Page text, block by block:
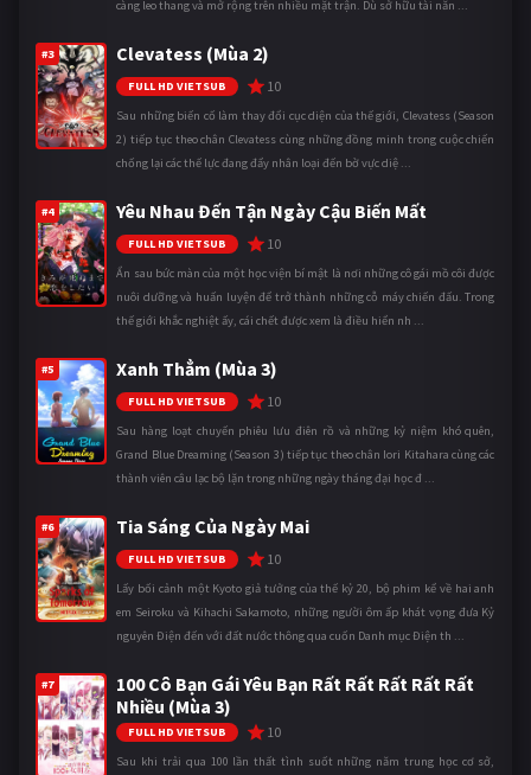
càng leo thang và mở rộng trên nhiều mặt trận. Dù sở hữu tài năn ...
#3 Clevatess (Mùa 2)
FULL HD VIETSUB 10
Sau những biến cố làm thay đổi cục diện của thế giới, Clevatess (Season
2) tiếp tục theo chân Clevatess cùng những đồng minh trong cuộc chiến
chống lại các thế lực đang đẩy nhân loại đến bờ vực diệ ...
#4 Yêu Nhau Đến Tận Ngày Cậu Biến Mất
FULL HD VIETSUB 10
Ẩn sau bức màn của một học viện bí mật là nơi những cô gái mồ côi được
nuôi dưỡng và huấn luyện để trở thành những cỗ máy chiến đấu. Trong
thế giới khắc nghiệt ấy, cái chết được xem là điều hiển nh ...
#5 Xanh Thẳm (Mùa 3)
FULL HD VIETSUB 10
Sau hàng loạt chuyến phiêu lưu điên rồ và những kỷ niệm khó quên,
Grand Blue Dreaming (Season 3) tiếp tục theo chân Iori Kitahara cùng các
thành viên câu lạc bộ lặn trong những ngày tháng đại học đ ...
#6 Tia Sáng Của Ngày Mai
FULL HD VIETSUB 10
Lấy bối cảnh một Kyoto giả tưởng của thế kỷ 20, bộ phim kể về hai anh
em Seiroku và Kihachi Sakamoto, những người ôm ấp khát vọng đưa Kỷ
nguyên Điện đến với đất nước thông qua cuốn Danh mục Điện th ...
#7
100 Cô Bạn Gái Yêu Bạn Rất Rất Rất Rất Rất
Nhiều (Mùa 3)
FULL HD VIETSUB 10
Sau khi trải qua 100 lần thất tình suốt những năm trung học cơ sở,